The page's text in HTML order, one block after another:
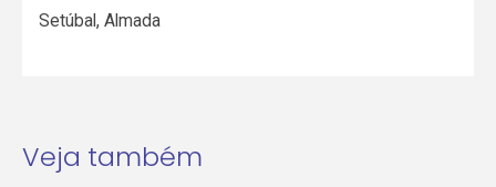
Setúbal,Almada
Veja também